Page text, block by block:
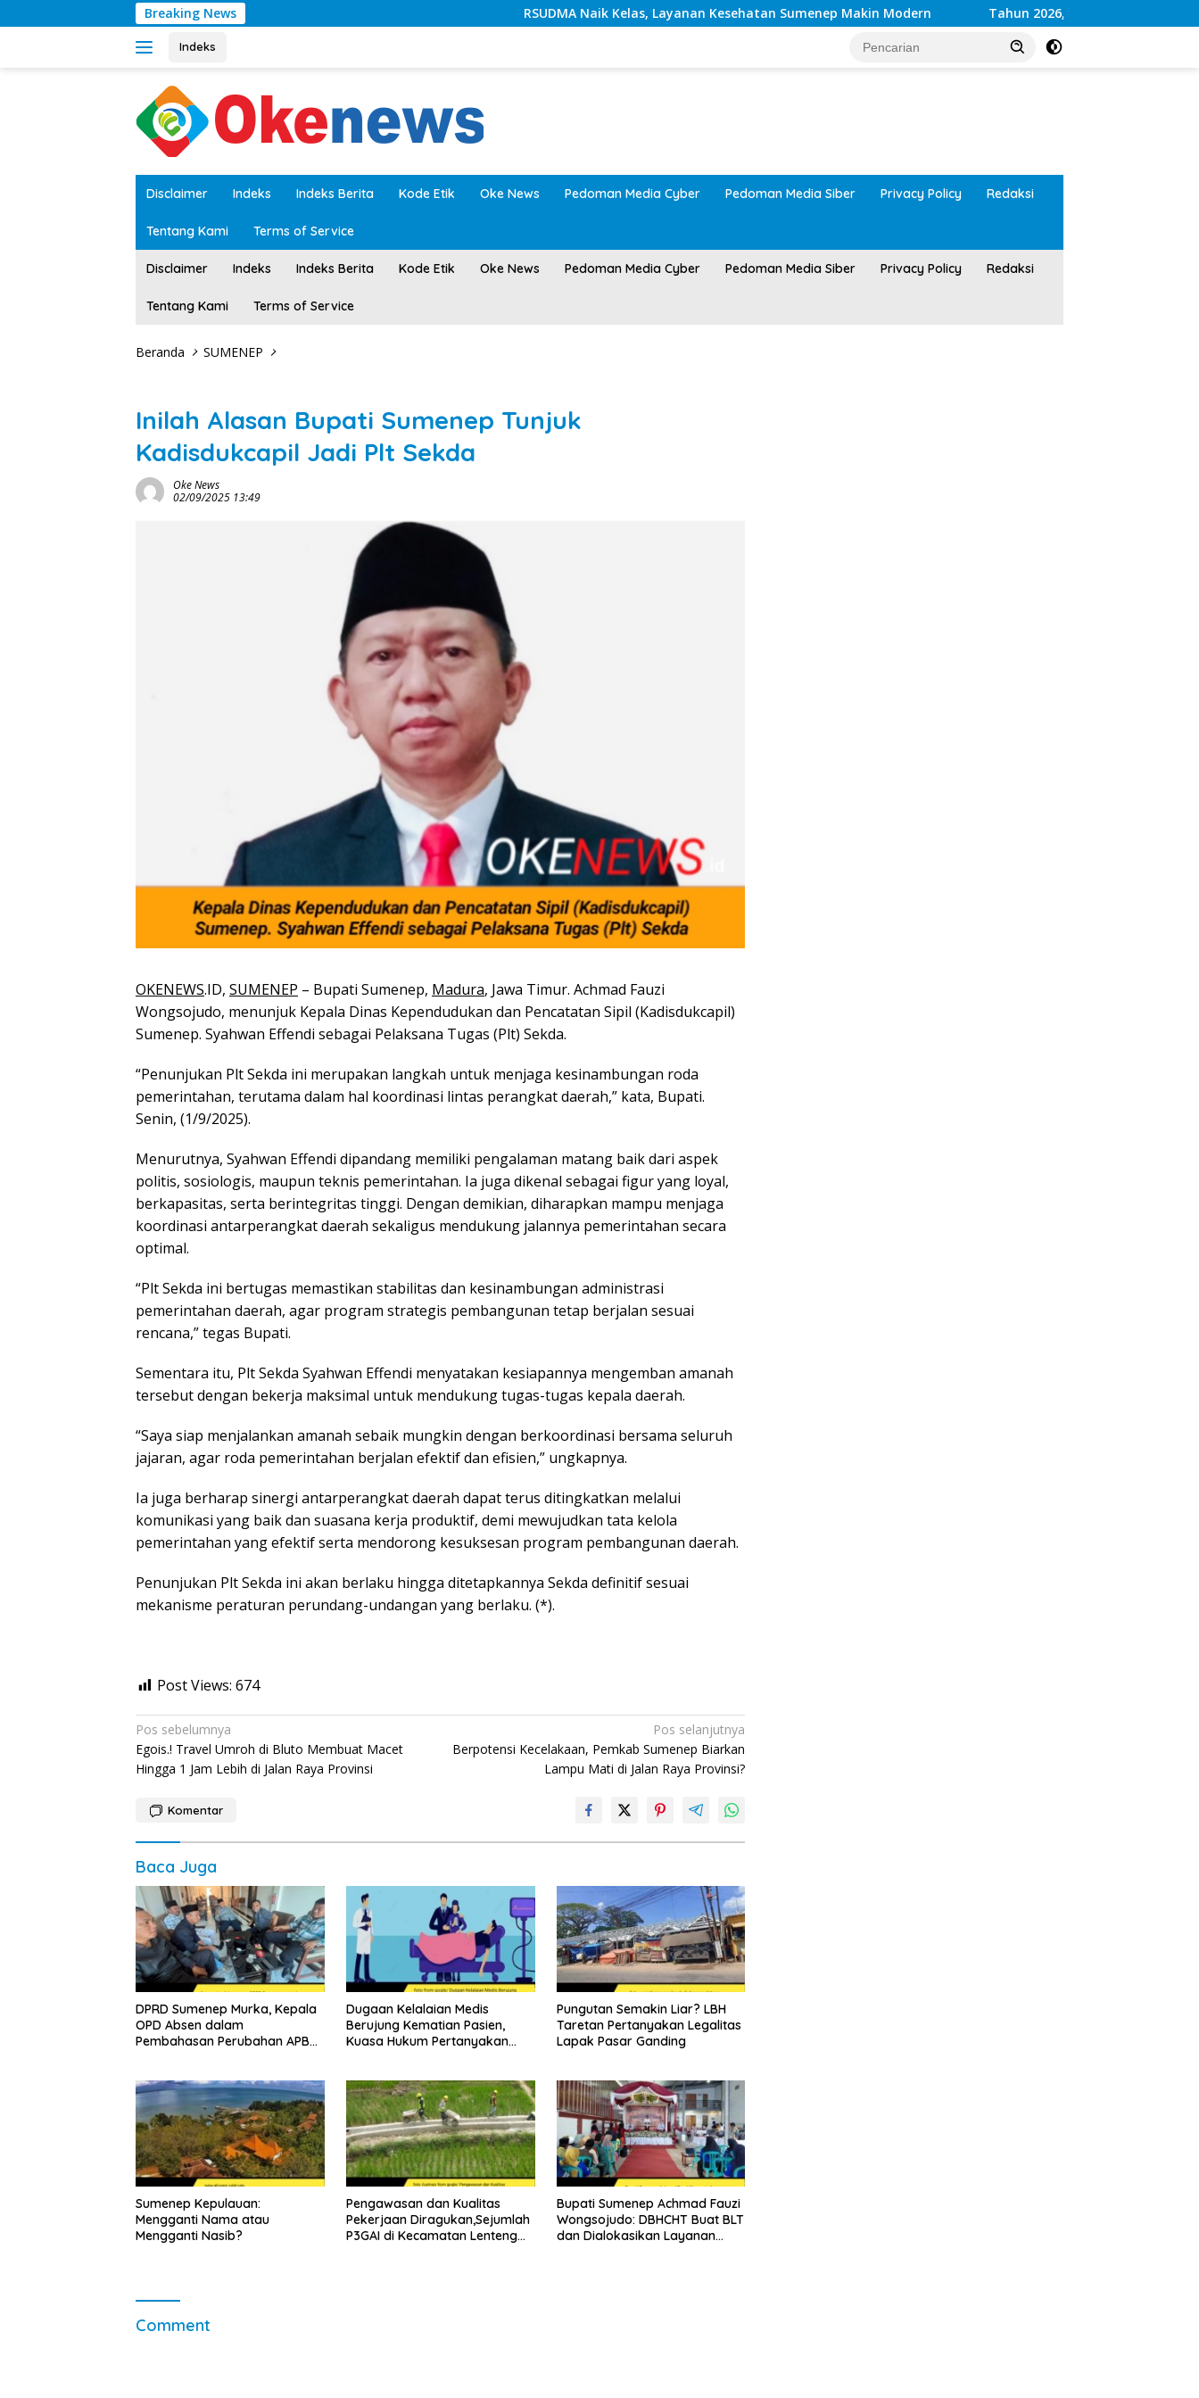
ke
Breaking News RSUDMA Naik Kelas, Layanan Kesehatan Sumenep Makin Modern Tahun 2026, Kwalitas Layanan Kesehatan
Indeks
Disclaimer Indeks Indeks Berita Kode Etik Oke News Pedoman Media Cyber Pedoman Media Siber Privacy Policy Redaksi
Tentang Kami Terms of Service
Disclaimer Indeks Indeks Berita Kode Etik Oke News Pedoman Media Cyber Pedoman Media Siber Privacy Policy Redaksi
Tentang Kami Terms of Service
Beranda SUMENEP
Inilah Alasan Bupati Sumenep Tunjuk
Kadisdukcapil Jadi Plt Sekda
Oke News
02/09/2025 13:49
OKENEWS.ID, SUMENEP – Bupati Sumenep, Madura, Jawa Timur. Achmad Fauzi
Wongsojudo, menunjuk Kepala Dinas Kependudukan dan Pencatatan Sipil (Kadisdukcapil)
Sumenep. Syahwan Effendi sebagai Pelaksana Tugas (Plt) Sekda.
“Penunjukan Plt Sekda ini merupakan langkah untuk menjaga kesinambungan roda
pemerintahan, terutama dalam hal koordinasi lintas perangkat daerah,” kata, Bupati.
Senin, (1/9/2025).
Menurutnya, Syahwan Effendi dipandang memiliki pengalaman matang baik dari aspek
politis, sosiologis, maupun teknis pemerintahan. Ia juga dikenal sebagai figur yang loyal,
berkapasitas, serta berintegritas tinggi. Dengan demikian, diharapkan mampu menjaga
koordinasi antarperangkat daerah sekaligus mendukung jalannya pemerintahan secara
optimal.
“Plt Sekda ini bertugas memastikan stabilitas dan kesinambungan administrasi
pemerintahan daerah, agar program strategis pembangunan tetap berjalan sesuai
rencana,” tegas Bupati.
Sementara itu, Plt Sekda Syahwan Effendi menyatakan kesiapannya mengemban amanah
tersebut dengan bekerja maksimal untuk mendukung tugas-tugas kepala daerah.
“Saya siap menjalankan amanah sebaik mungkin dengan berkoordinasi bersama seluruh
jajaran, agar roda pemerintahan berjalan efektif dan efisien,” ungkapnya.
Ia juga berharap sinergi antarperangkat daerah dapat terus ditingkatkan melalui
komunikasi yang baik dan suasana kerja produktif, demi mewujudkan tata kelola
pemerintahan yang efektif serta mendorong kesuksesan program pembangunan daerah.
Penunjukan Plt Sekda ini akan berlaku hingga ditetapkannya Sekda definitif sesuai
mekanisme peraturan perundang-undangan yang berlaku. (*).
Post Views: 674
Navigasi
pos
Pos sebelumnya
Egois.! Travel Umroh di Bluto Membuat Macet
Hingga 1 Jam Lebih di Jalan Raya Provinsi
Pos selanjutnya
Berpotensi Kecelakaan, Pemkab Sumenep Biarkan
Lampu Mati di Jalan Raya Provinsi?
Komentar
Baca Juga
DPRD Sumenep Murka, Kepala
OPD Absen dalam
Pembahasan Perubahan APBD
Dugaan Kelalaian Medis
Berujung Kematian Pasien,
Kuasa Hukum Pertanyakan
Pungutan Semakin Liar? LBH
Taretan Pertanyakan Legalitas
Lapak Pasar Ganding
Sumenep Kepulauan:
Mengganti Nama atau
Mengganti Nasib?
Pengawasan dan Kualitas
Pekerjaan Diragukan,Sejumlah
P3GAI di Kecamatan Lenteng
Bupati Sumenep Achmad Fauzi
Wongsojudo: DBHCHT Buat BLT
dan Dialokasikan Layanan
Comment